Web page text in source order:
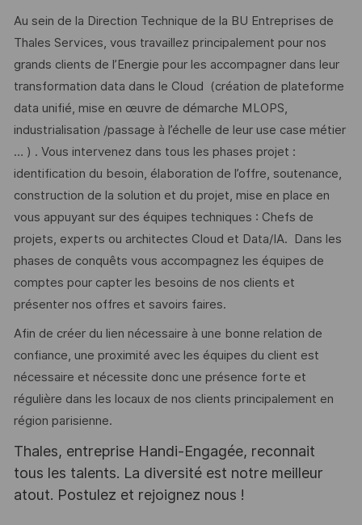
Au sein de la Direction Technique de la BU Entreprises de
Thales Services, vous travaillez principalement pour nos
grands clients de l’Energie pour les accompagner dans leur
transformation data dans le Cloud (création de plateforme
data unifié, mise en œuvre de démarche MLOPS,
industrialisation /passage à l’échelle de leur use case métier
… ) . Vous intervenez dans tous les phases projet :
identification du besoin, élaboration de l’offre, soutenance,
construction de la solution et du projet, mise en place en
vous appuyant sur des équipes techniques : Chefs de
projets, experts ou architectes Cloud et Data/IA. Dans les
phases de conquêts vous accompagnez les équipes de
comptes pour capter les besoins de nos clients et
présenter nos offres et savoirs faires.
Afin de créer du lien nécessaire à une bonne relation de
confiance, une proximité avec les équipes du client est
nécessaire et nécessite donc une présence forte et
régulière dans les locaux de nos clients principalement en
région parisienne.
Thales, entreprise Handi-Engagée, reconnait
tous les talents. La diversité est notre meilleur
atout. Postulez et rejoignez nous !